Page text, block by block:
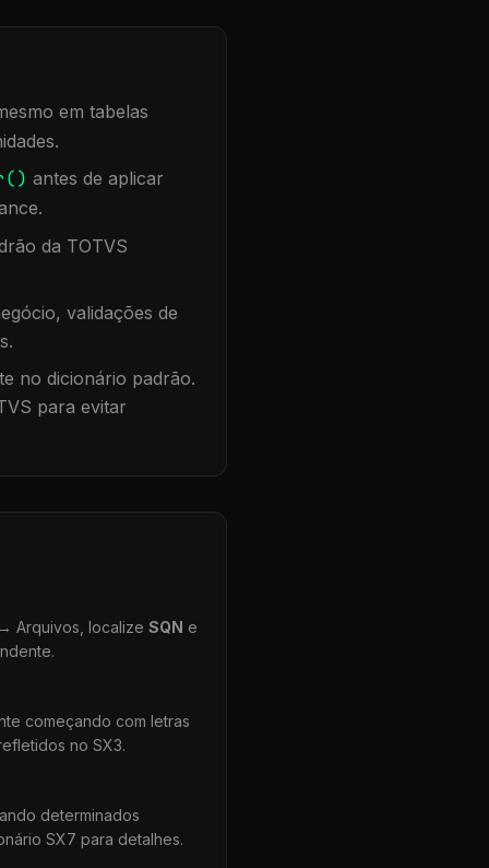
em tabelas
antes de aplicar
da TOTVS
validações de
no dicionário padrão.
para evitar
Arquivos, localize SQN e
começando com letras
no SX3.
determinados
SX7 para detalhes.